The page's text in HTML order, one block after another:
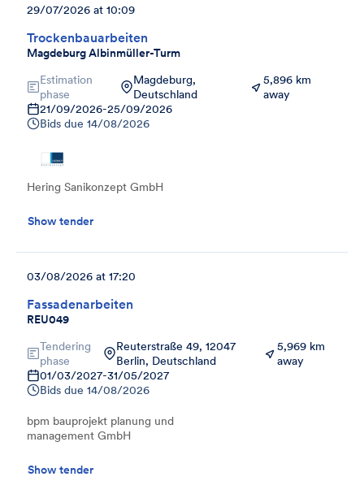
Trockenbauarbeiten
Magdeburg Albinmüller-Turm
29/07/2026 at 10:09
Estimation
phase
Magdeburg,
Deutschland
5,896 km
away
21/09/2026-25/09/2026
Bids due 14/08/2026
Hering Sanikonzept GmbH
Show tender
Fassadenarbeiten
REU049
03/08/2026 at 17:20
Tendering
phase
Reuterstraße 49, 12047
Berlin, Deutschland
5,969 km
away
01/03/2027-31/05/2027
Bids due 14/08/2026
bpm bauprojekt planung und
management GmbH
Show tender